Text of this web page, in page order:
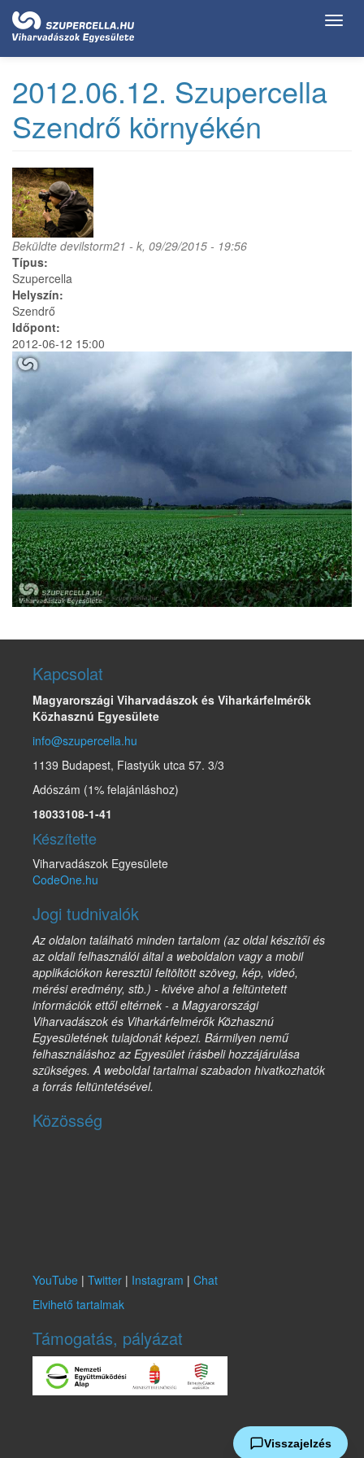
Ugrás
tartalomra
2012.06.12. Szupercella
Szendrő környékén
Beküldte devilstorm21 - k, 09/29/2015 - 19:56
Típus:
Szupercella
Helyszín:
Szendrő
Időpont:
2012-06-12 15:00
Kapcsolat
Magyarországi Viharvadászok és Viharkárfelmérők
Közhasznú Egyesülete
info@szupercella.hu
1139 Budapest, Fiastyúk utca 57. 3/3
Adószám (1% felajánláshoz)
18033108-1-41
Készítette
Viharvadászok Egyesülete
CodeOne.hu
Jogi tudnivalók
Az oldalon található minden tartalom (az oldal készítői és
az oldali felhasználói által a weboldalon vagy a mobil
applikációkon keresztül feltöltött szöveg, kép, videó,
mérési eredmény, stb.) - kivéve ahol a feltüntetett
információk ettől eltérnek - a Magyarországi
Viharvadászok és Viharkárfelmérők Közhasznú
Egyesületének tulajdonát képezi. Bármilyen nemű
felhasználáshoz az Egyesület írásbeli hozzájárulása
szükséges. A weboldal tartalmai szabadon hivatkozhatók
a forrás feltüntetésével.
Közösség
YouTube | Twitter | Instagram | Chat
Elvihető tartalmak
Támogatás, pályázat